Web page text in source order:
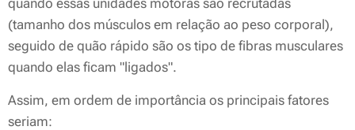
quando essas unidades motoras são recrutadas
(tamanho dos músculos em relação ao peso corporal),
seguido de quão rápido são os tipo de fibras musculares
quando elas ficam "ligados".
Assim, em ordem de importância os principais fatores
seriam: